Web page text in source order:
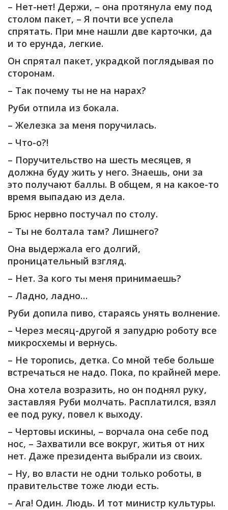
– Нет-нет! Держи, – она протянула ему под
столом пакет, – Я почти все успела
спрятать. При мне нашли две карточки, да
и то ерунда, легкие.
Он спрятал пакет, украдкой поглядывая по
сторонам.
– Так почему ты не на нарах?
Руби отпила из бокала.
– Железка за меня поручилась.
– Что-о?!
– Поручительство на шесть месяцев, я
должна буду жить у него. Знаешь, они за
это получают баллы. В общем, я на какое-то
время выпадаю из дела.
Брюс нервно постучал по столу.
– Ты не болтала там? Лишнего?
Она выдержала его долгий,
проницательный взгляд.
– Нет. За кого ты меня принимаешь?
– Ладно, ладно…
Руби допила пиво, стараясь унять волнение.
– Через месяц-другой я запудрю роботу все
микросхемы и вернусь.
– Не торопись, детка. Со мной тебе больше
встречаться не надо. Пока, по крайней мере.
Она хотела возразить, но он поднял руку,
заставляя Руби молчать. Расплатился, взял
ее под руку, повел к выходу.
– Чертовы искины, – ворчала она себе под
нос, – Захватили все вокруг, житья от них
нет. Даже президента выбрали из своих.
– Ну, во власти не одни только роботы, в
правительстве тоже люди есть.
– Ага! Один. Людь. И тот министр культуры.